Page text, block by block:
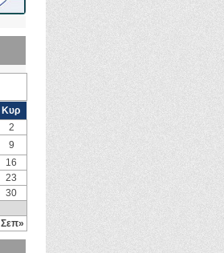
Κυρ
Σεπ»
2
9
16
23
30